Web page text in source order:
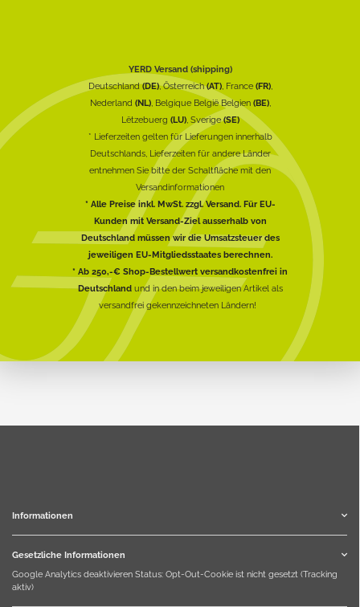
YERD Versand (shipping)
Deutschland(DE), Österreich(AT), France (FR),
Nederland (NL), Belgique België Belgien (BE),
Lëtzebuerg (LU), Sverige(SE)
* Lieferzeiten gelten für Lieferungen innerhalb
Deutschlands, Lieferzeiten für andere Länder
entnehmen Sie bitte der Schaltfläche mit den
Versandinformationen
* Alle Preise inkl. MwSt. zzgl. Versand. Für EU-
Kunden mit Versand-Ziel ausserhalb von
Deutschland müssen wir die Umsatzsteuer des
jeweiligen EU-Mitgliedsstaates berechnen.
* Ab 250,-€ Shop-Bestellwert versandkostenfrei in
Deutschlandund in den beim jeweiligen Artikel als
versandfrei gekennzeichneten Ländern!
Informationen
Gesetzliche Informationen
Google Analytics deaktivieren Status: Opt-Out-Cookie ist nicht gesetzt (Tracking
aktiv)